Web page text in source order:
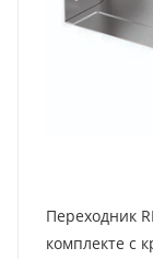
Переходник
комплекте с